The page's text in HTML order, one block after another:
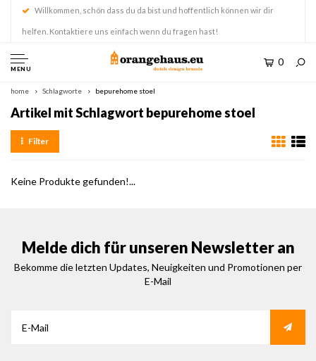
Willkommen, schön dass du da bist und hoffentlich können wir dir
helfen. Kontaktiere uns einfach wenn du fragen hast!
MENU
0
home Schlagworte bepurehome stoel
Artikel mit Schlagwort bepurehome stoel
Filter
Keine Produkte gefunden!...
Melde dich für unseren Newsletter an
Bekomme die letzten Updates, Neuigkeiten und Promotionen per
E-Mail